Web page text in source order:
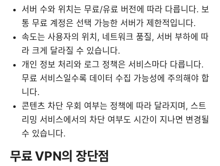
서버 수와 위치는 무료/유료 버전에 따라 다릅니다. 보
통 무료 계정은 선택 가능한 서버가 제한적입니다.
속도는 사용자의 위치, 네트워크 품질, 서버 부하에 따
라 크게 달라질 수 있습니다.
개인 정보 처리와 로그 정책은 서비스마다 다릅니다.
무료 서비스일수록 데이터 수집 가능성에 주의해야 합
니다.
콘텐츠 차단 우회 여부는 정책에 따라 달라지며, 스트
리밍 서비스에서의 차단 여부도 시간이 지나면 변경될
수 있습니다.
무료 VPN의 장단점